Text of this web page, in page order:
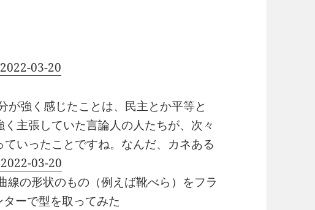
03-20
が強く感じたことは、民主とか平等と
主張していた言論人の人たちが、次々
いったことですね。なんだ、カネある
03-20
線の形状のもの（例えば靴べら）をフラ
ーで型を取ってみた